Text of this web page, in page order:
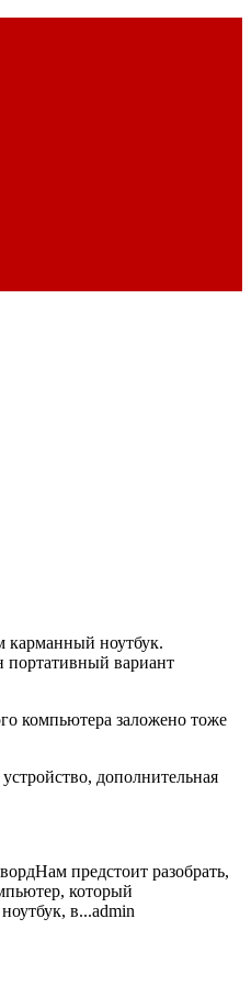
карманный ноутбук.
портативный вариант
компьютера заложено тоже
дополнительная
Нам предстоит разобрать,
который
в...admin